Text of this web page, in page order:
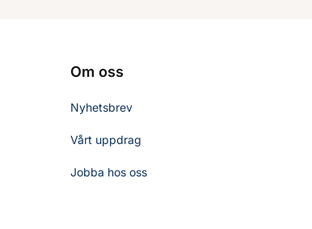
Om oss
Nyhetsbrev
Vårt uppdrag
Jobba hos oss